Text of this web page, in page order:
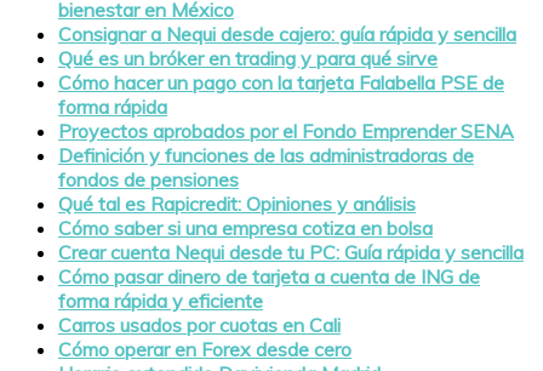
bienestar en México
Consignar a Nequi desde cajero: guía rápida y sencilla
Qué es un bróker en trading y para qué sirve
Cómo hacer un pago con la tarjeta Falabella PSE de
forma rápida
Proyectos aprobados por el Fondo Emprender SENA
Definición y funciones de las administradoras de
fondos de pensiones
Qué tal es Rapicredit: Opiniones y análisis
Cómo saber si una empresa cotiza en bolsa
Crear cuenta Nequi desde tu PC: Guía rápida y sencilla
Cómo pasar dinero de tarjeta a cuenta de ING de
forma rápida y eficiente
Carros usados por cuotas en Cali
Cómo operar en Forex desde cero